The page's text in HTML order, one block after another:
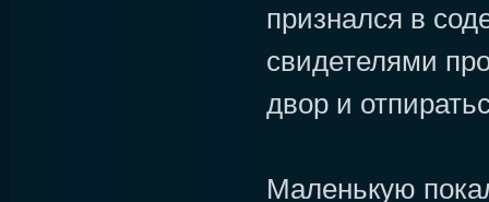
признался в
свидетелями
двор и
Маленькую